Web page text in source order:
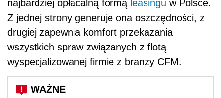
najbardziej opłacalną formą leasingu w Polsce.
Z jednej strony generuje ona oszczędności, z
drugiej zapewnia komfort przekazania
wszystkich spraw związanych z flotą
wyspecjalizowanej firmie z branży CFM.